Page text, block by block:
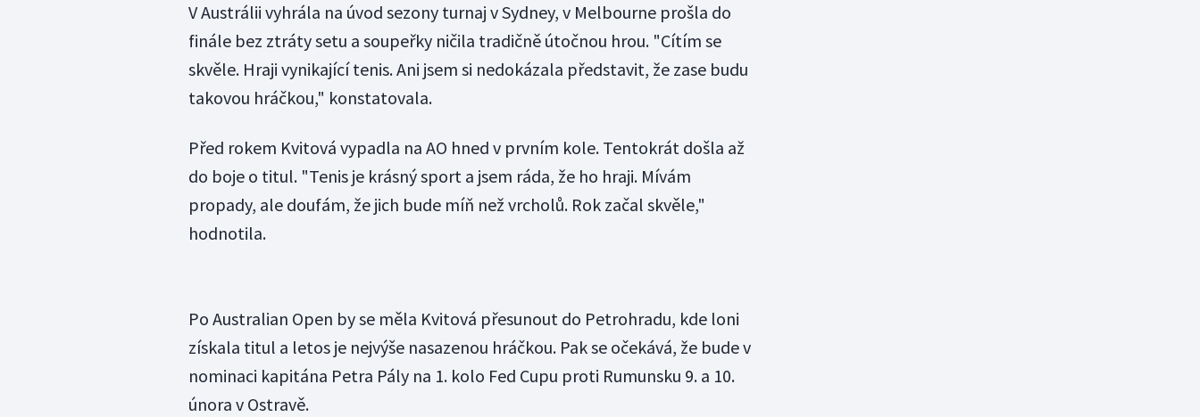
V Austrálii vyhrála na úvod sezony turnaj v Sydney, v Melbourne prošla do
finále bez ztráty setu a soupeřky ničila tradičně útočnou hrou. "Cítím se
skvěle. Hraji vynikající tenis. Ani jsem si nedokázala představit, že zase budu
takovou hráčkou," konstatovala.
Před rokem Kvitová vypadla na AO hned v prvním kole. Tentokrát došla až
do boje o titul. "Tenis je krásný sport a jsem ráda, že ho hraji. Mívám
propady, ale doufám, že jich bude míň než vrcholů. Rok začal skvěle,"
hodnotila.
Po Australian Open by se měla Kvitová přesunout do Petrohradu, kde loni
získala titul a letos je nejvýše nasazenou hráčkou. Pak se očekává, že bude v
nominaci kapitána Petra Pály na 1. kolo Fed Cupu proti Rumunsku 9. a 10.
února v Ostravě.